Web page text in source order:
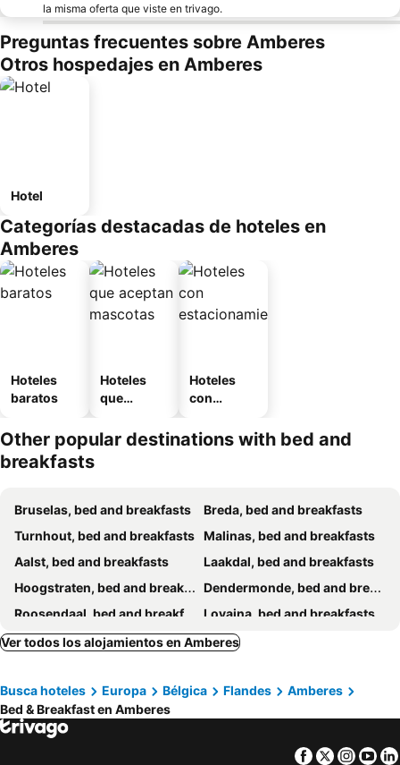
la misma oferta que viste en trivago.
Preguntas frecuentes sobre Amberes
Otros hospedajes en Amberes
Hotel
Categorías destacadas de hoteles en
Amberes
Hoteles
baratos
Hoteles
que
mascotas
Hoteles
con
miento
Other popular destinations with bed and
breakfasts
Bruselas, bed and breakfasts
Breda, bed and breakfasts
Turnhout, bed and breakfasts Malinas, bed and breakfasts
Aalst, bed and breakfasts
Laakdal, bed and breakfasts
Hoogstraten, bed and breakfasts
Dendermonde, bed and breakfasts
Roosendaal, bed and breakfasts
Lovaina, bed and breakfasts
Beveren, bed and breakfasts
Goes, bed and breakfasts
Bertem, bed and breakfasts
Bergen op Zoom, bed and breakfasts
Kortenberg, bed and breakfasts
Huldenberg, bed and breakfasts
Sint-Gillis-Waas, bed and breakfasts
Ver todos los alojamientos en Amberes
Busca hoteles Europa Bélgica Flandes
Amberes
Bed & Breakfast en Amberes
Facebook
Twitter